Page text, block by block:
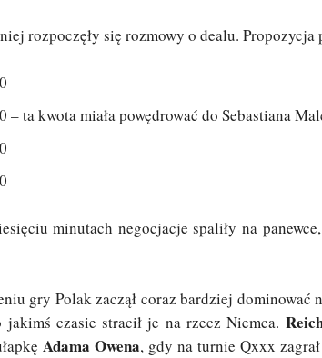
rozpoczęły się rozmowy o dealu. Propozycja
– ta kwota miała powędrować do Sebastiana
minutach negocjacje spaliły na
gry Polak zaczął coraz bardziej dominować
czasie stracił je na rzecz Niemca.
Adama Owena, gdy na turnie Qxxx